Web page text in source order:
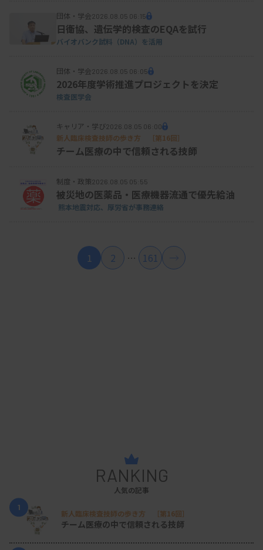
団体・学会2026.08.05 06:15
日衛協、遺伝学的検査のEQAを試行
バイオバンク試料（DNA）を活用
団体・学会2026.08.05 06:05
2026年度学術推進プロジェクトを決定
検査医学会
キャリア・学び2026.08.05 06:00
新人臨床検査技師の歩き方 ［第16回］
チーム医療の中で信頼される技師
制度・政策2026.08.05 05:55
被災地の医薬品・医療機器流通で優先給油
熊本地震対応、厚労省が事務連絡
1 2 … 161
RANKING
人気の記事
1
新人臨床検査技師の歩き方 ［第16回］
チーム医療の中で信頼される技師